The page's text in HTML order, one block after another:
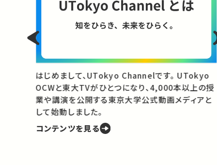
はじめまして、UTokyo Channelです。 UTokyo
OCWと東大TVがひとつになり、4,000本以上の授
業や講演を公開する東京大学公式動画メディアと
して始動しました。
コンテンツを見る